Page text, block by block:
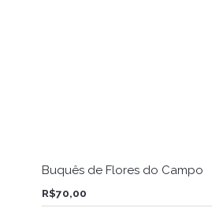
Buquês de Flores do Campo
R$70,00